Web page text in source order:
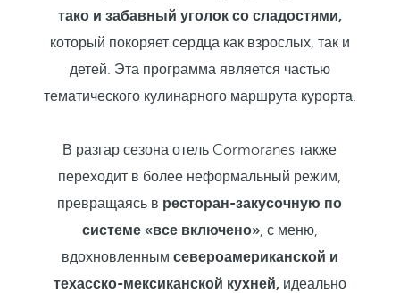
тако и забавный уголок со сладостями,
который покоряет сердца как взрослых, так и
детей. Эта программа является частью
тематического кулинарного маршрута курорта.
В разгар сезона отель Cormoranes также
переходит в более неформальный режим,
превращаясь в ресторан-закусочную по
системе «все включено», с меню,
вдохновленным североамериканской и
техасско-мексиканской кухней,идеально